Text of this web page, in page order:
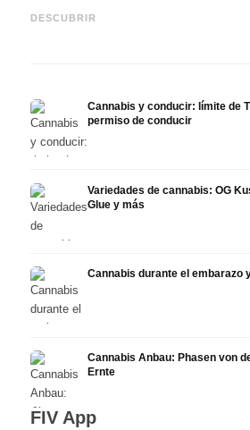
DESCUBRIR
automedición y lo que
Cannabis y conducir: límite de
permiso de conducir
Variedades de cannabis: OG
Glue y más
Cannabis durante el embarazo
Cannabis Anbau: Phasen von
Ernte
FIV App